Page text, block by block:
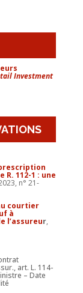
Investment
112-1 : une
n° 21-
courtier
à
l’assureur,
art. L. 114-
– Date